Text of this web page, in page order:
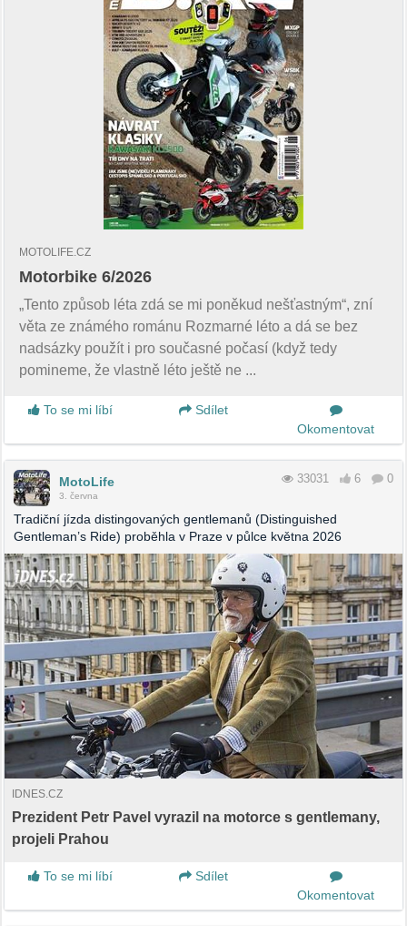
MOTOLIFE.CZ
Motorbike 6/2026
„Tento způsob léta zdá se mi poněkud nešťastným“, zní
věta ze známého románu Rozmarné léto a dá se bez
nadsázky použít i pro současné počasí (když tedy
pomineme, že vlastně léto ještě ne ...
To se mi líbí
Sdílet
Okomentovat
MotoLife
3. června
33031 6 0
Tradiční jízda distingovaných gentlemanů (Distinguished
Gentleman’s Ride) proběhla v Praze v půlce května 2026
IDNES.CZ
Prezident Petr Pavel vyrazil na motorce s gentlemany,
projeli Prahou
To se mi líbí
Sdílet
Okomentovat